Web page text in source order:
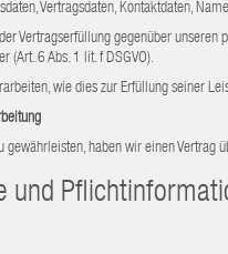
Vertragsdaten, Kontaktdaten,
Vertragserfüllung gegenüber
(Art. 6 Abs. 1 lit. f DSGVO).
wie dies zur Erfüllung seiner
haben wir einen Vertrag
und